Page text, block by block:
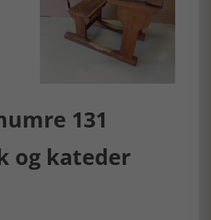
131
og kateder